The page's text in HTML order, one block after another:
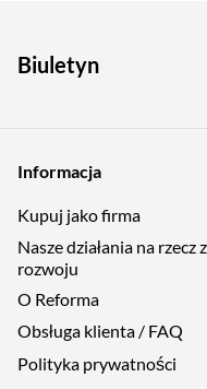
Biuletyn
Informacja
Kupuj jako firma
Nasze działania na
rozwoju
O Reforma
Obsługa klienta / FAQ
Polityka prywatności